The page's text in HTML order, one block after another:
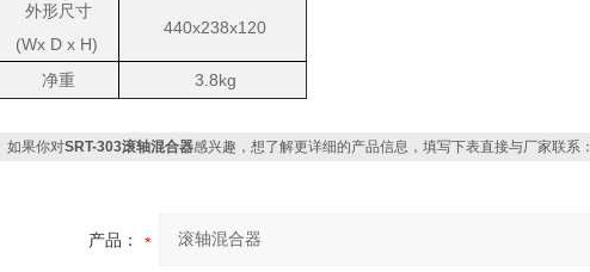
外形尺寸
(Wx Dx H)
440x238x120
净重 3.8kg
如果你对SRT-303滚轴混合器感兴趣，想了解更详细的产品信息，填写下表直接与厂家联系：
产品：